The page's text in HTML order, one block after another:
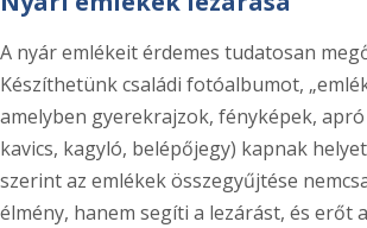
A nyár emlékeit érdemes tudatosan
Készíthetünk családi fotóalbumot,
amelyben gyerekrajzok, fényképek,
kavics, kagyló, belépőjegy) kapnak
szerint az emlékek összegyűjtése
élmény, hanem segíti a lezárást, és erőt